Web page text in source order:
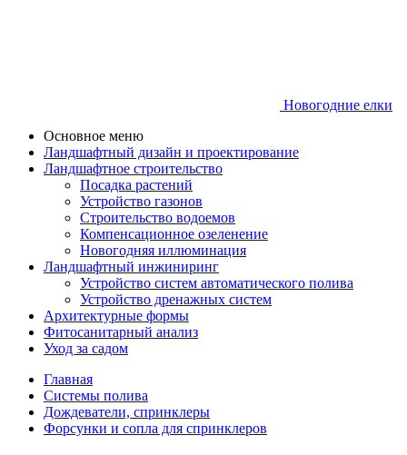
Новогодние елки
Основное меню
Ландшафтный дизайн и проектирование
Ландшафтное строительство
Посадка растений
Устройство газонов
Строительство водоемов
Компенсационное озеленение
Новогодняя иллюминация
Ландшафтный инжиниринг
Устройство систем автоматического полива
Устройство дренажных систем
Aрхитектурные формы
Фитосанитарный анализ
Уход за садом
Главная
Системы полива
Дождеватели, спринклеры
Форсунки и сопла для спринклеров